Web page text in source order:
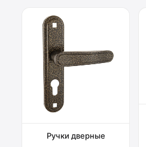
Ручки дверные